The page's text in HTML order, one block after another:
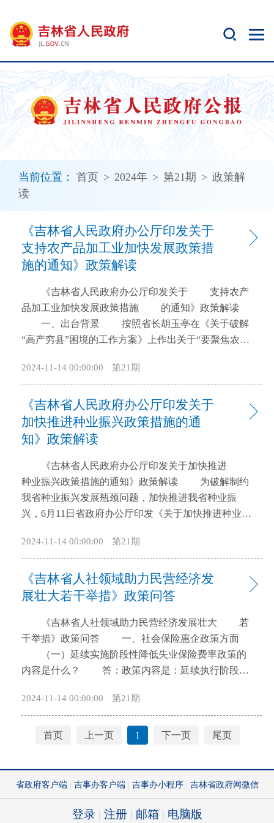
当前位置： 首页 > 2024年 > 第21期 > 政策解
读
《吉林省人民政府办公厅印发关于
支持农产品加工业加快发展政策措
施的通知》政策解读
《吉林省人民政府办公厅印发关于 支持农产
品加工业加快发展政策措施 的通知》政策解读
一、出台背景 按照省长胡玉亭在《关于破解
“高产穷县”困境的工作方案》上作出关于“要聚焦农产
财政增收”的指示，省农业农村厅研究起草了《关于支
持农产品加工业加快发展的若干政策措施》（以下简
称《政策措施》），期间副省长郭灵计多次召开专题
会议，进行深入研究，提出明确意见，先后多轮征求
财政、工信、商务等12个部门（单位）意见建议，履
体讨论、合法性审查、重大决策、社会稳定风险评估
备案等程序，并就8项内容形成政策直达清单。
二、文件主要内容 《政策措施》重点围绕降低融
资成本、推动科技创新、强化要素保障等3方面提出11
条）。提出对农产品加工项目年度新增生产性固定资
产贷款给予贴息补助；对政策性担保机构新增贷款给
予担保费率补助；为符合条件的农产品加工企业提供
优惠利率贷款，着力破解融资难、融资贵等难题，推
技创新方面（第4条至第6条）。提出对农产品加工企
业智能化改造和数字化转型给予奖补政策支持；对农
产品加工关键技术、产学研合作、科技研发投入等方
面给予政策支持和奖补，推动科研成果转化，提升企
素保障方面（第7至11条）。提出安排利用专项资金加
产品加工项目在土地出让方面给予政策支持；对重大
金支持，进一步激发企业发展潜力和产业发展活力。
初审：王茜 复审：李东洋 终审：佟胜强
2024-11-14 00:00:00 第21期
《吉林省人民政府办公厅印发关于
加快推进种业振兴政策措施的通
知》政策解读
《吉林省人民政府办公厅印发关于加快推进
种业振兴政策措施的通知》政策解读 为破解制约
我省种业振兴发展瓶颈问题，加快推进我省种业振
兴，6月11日省政府办公厅印发《关于加快推进种业振
下解读： 一、《政策措施》出台的背景 为深
入贯彻落实省委、省政府决策部署，全力实施种业振
兴行动，加快建设种业强省，根据胡玉亭省长作出的
“要研究举全省之力做强种业的突破性政策举措”批示
业农村厅制定《政策措施》，主要目的就是激励省内
外资源、技术、人才等要素向我省集聚，加速科研育
种创新和突破性成果转化应用，加快推进我省种业振
兴，实现国内领先。 二、《政策措施》的主要内
制、加快重大育种科研平台和基地建设、加速优良品
策措施》提出的目标 在突破性品种培育方面，
验室，统筹建设玉米、水稻、大豆、人参、菌物、肉
牛6大育种创新平台，开展突破性种源协同攻关，加快
培育生产急需的玉米、水稻、大豆优异新品种10个以
上，人参、菌物优势新品种5个以上，肉牛优良新品种
2024-11-14 00:00:00 第21期
《吉林省人社领域助力民营经济发
展壮大若干举措》政策问答
《吉林省人社领域助力民营经济发展壮大 若
干举措》政策问答 一、社会保险惠企政策方面
（一）延续实施阶段性降低失业保险费率政策的
内容是什么？ 答：政策内容是：延续执行阶段性
12月31日；政策目的是：继续降低参保单位缴纳社会
保险费负担。 （二）关于延续实施稳岗返还政策
都包含哪些内容？ 答：与2023年相比，今年基本
年以上，且上年度未裁员或裁员率不高于上年度全国
城镇调查失业率控制目标，也就是5.5%，30人（含）
以下的参保企业裁员率不高于参保职工总数20%；二
2024-11-14 00:00:00 第21期
首页 上一页 1 下一页 尾页
开
无
障
碍
说
明